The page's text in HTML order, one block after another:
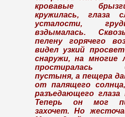
кровавые
кружилась, глаза
усталости,
вздымалась.
пелену горячего
видел узкий
снаружи, на многие
простиралась
пустыня, а пещера
от палящего
разъедающего глаза
Теперь он мог
захочет. Но